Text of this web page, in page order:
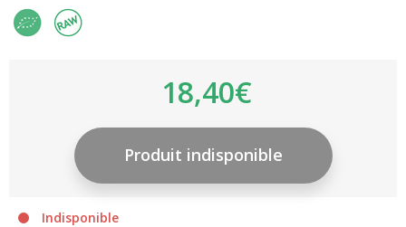
18,40€
Indisponible